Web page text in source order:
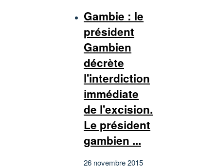
Gambie : le
président
Gambien
décrète
l'interdiction
immédiate
de l'excision.
Le président
gambien ...
26 novembre 2015